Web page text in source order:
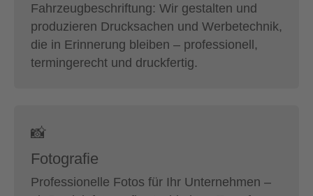
Fahrzeugbeschriftung: Wir gestalten und
produzieren Drucksachen und Werbetechnik,
die in Erinnerung bleiben – professionell,
termingerecht und druckfertig.
📸
Fotografie
Professionelle Fotos für Ihr Unternehmen –